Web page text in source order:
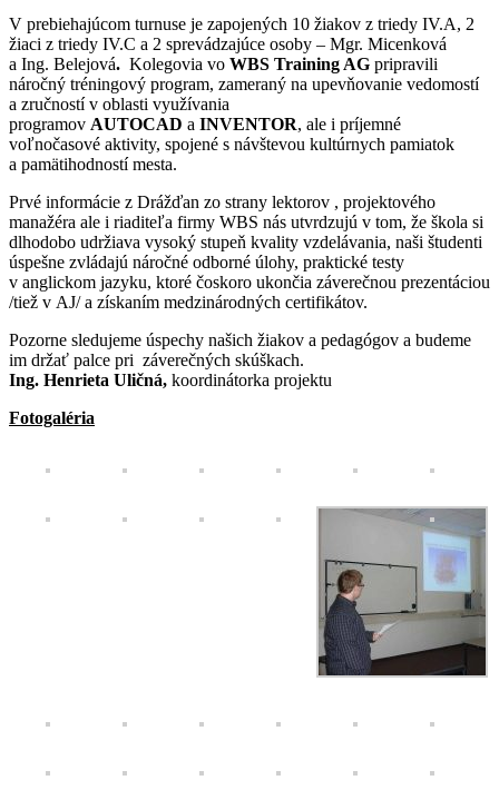
V prebiehajúcom turnuse je zapojených 10 žiakov z triedy IV.A, 2
žiaci z triedy IV.C a 2 sprevádzajúce osoby – Mgr. Micenková
a Ing. Belejová. Kolegovia vo WBS Training AG pripravili
náročný tréningový program, zameraný na upevňovanie vedomostí
a zručností v oblasti využívania
programov AUTOCAD a INVENTOR, ale i príjemné
voľnočasové aktivity, spojené s návštevou kultúrnych pamiatok
a pamätihodností mesta.
Prvé informácie z Drážďan zo strany lektorov , projektového
manažéra ale i riaditeľa firmy WBS nás utvrdzujú v tom, že škola si
dlhodobo udržiava vysoký stupeň kvality vzdelávania, naši študenti
úspešne zvládajú náročné odborné úlohy, praktické testy
v anglickom jazyku, ktoré čoskoro ukončia záverečnou prezentáciou
/tiež v AJ/ a získaním medzinárodných certifikátov.
Pozorne sledujeme úspechy našich žiakov a pedagógov a budeme
im držať palce pri záverečných skúškach.
Ing. Henrieta Uličná, koordinátorka projektu
Fotogaléria